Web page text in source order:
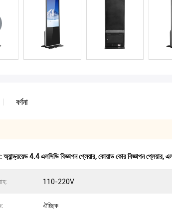
বর্ণনা
অ্যান্ড্রয়েড 4.4 এলসিডি বিজ্ঞাপন প্লেয়ার,কোয়াড কোর বিজ্ঞাপন প্লেয়ার,
110-220V
ঐচ্ছিক